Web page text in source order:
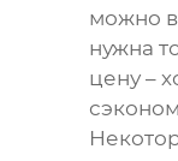
можно
нужна
цену –